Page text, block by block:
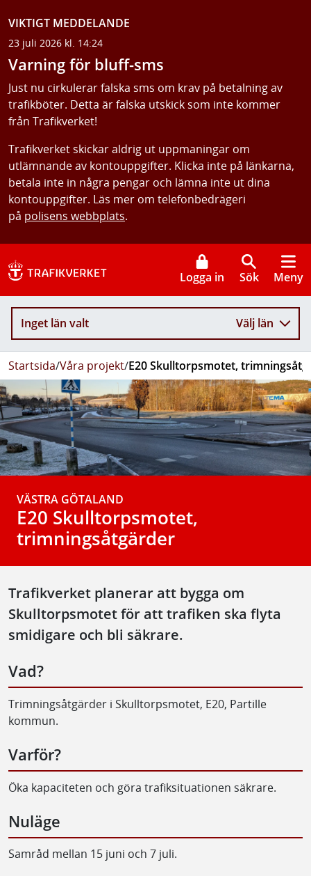
VIKTIGT MEDDELANDE
23 juli 2026 kl. 14:24
Varning för bluff-sms
Just nu cirkulerar falska sms om krav på betalning av
trafikböter. Detta är falska utskick som inte kommer
från Trafikverket!
Trafikverket skickar aldrig ut uppmaningar om
utlämnande av kontouppgifter. Klicka inte på länkarna,
betala inte in några pengar och lämna inte ut dina
kontouppgifter. Läs mer om telefonbedrägeri
på polisens webbplats.
Logga in Sök Meny
Inget län valt Välj län
Startsida/Våra projekt/E20 Skulltorpsmotet,
VÄSTRA GÖTALAND
E20 Skulltorpsmotet,
trimningsåtgärder
Trafikverket planerar att bygga om
Skulltorpsmotet för att trafiken ska flyta
smidigare och bli säkrare.
Vad?
Trimningsåtgärder i Skulltorpsmotet, E20, Partille
kommun.
Varför?
Öka kapaciteten och göra trafiksituationen säkrare.
Nuläge
Samråd mellan 15 juni och 7 juli.